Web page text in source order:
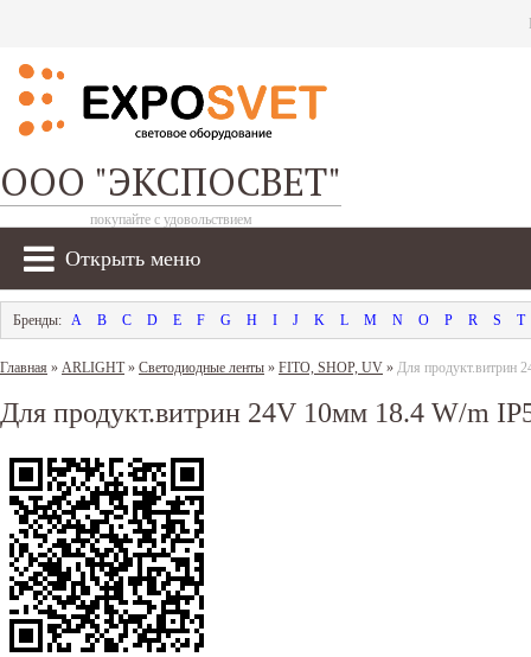
ООО "ЭКСПОСВЕТ"
покупайте с удовольствием
Открыть меню
A B C D E F G H I J K L M N O P R S T
Главная » ARLIGHT» Светодиодные ленты » FITO, SHOP, UV » Для продукт.витрин
Для продукт.витрин 24V 10мм 18.4 W/m